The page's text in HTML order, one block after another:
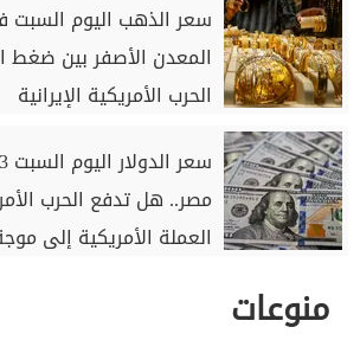
سعر الذهب اليوم
المعدن الأصفر بين ضغط
الحرب الأمريكية الإيرانية
مصر.. هل تدفع الحرب
العملة الأمريكية إلى
منوعات